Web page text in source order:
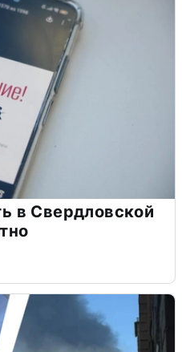
в Свердловской